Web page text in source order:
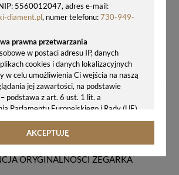
5560012047, adres e-mail:
diament.pl, numer telefonu:730-949-
prawna przetwarzania
w postaci adresu IP, danych
cookies i danych lokalizacyjnych
w celu umożliwienia Ci wejścia na naszą
jej zawartości, na podstawie
podstawa z art. 6 ust. 1 lit. a
Parlamentu Europejskiego i Rady (UE)
r. w sprawie ochrony osób
z przetwarzaniem danych
o ochronie danych, tj. RODO).
AKCEPTUJĘ
627,00 zł
ORYGINALNOŚCI ZEGARKA